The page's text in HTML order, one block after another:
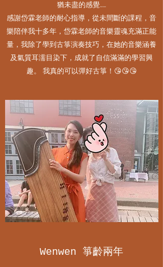
猶未盡的感覺……
感謝岱霖老師的耐心指導，從未間斷的課程，音
樂陪伴我十多年，岱霖老師的音樂靈魂充滿正能
量，我除了學到古箏演奏技巧，在她的音樂涵養
及氣質耳濡目染下，成就了自信滿滿的學習興
趣。 我真的可以彈好古箏！😘😘😘
Wenwen 箏齡兩年